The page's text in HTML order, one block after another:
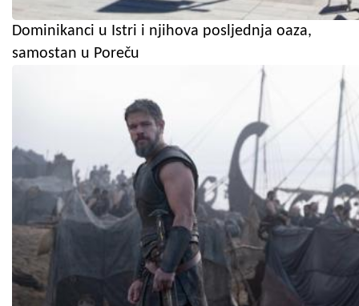
Dominikanci u Istri i njihova posljednja oaza,
samostan u Poreču